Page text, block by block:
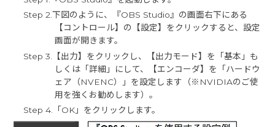
Step 2.下図のように、『OBS Studio』の画面右下にある
【コントロール】の【設定】をクリックすると、設定
画面が開きます。
Step 3.【出力】をクリックし、【出力モード】を「基本」も
しくは「詳細」にして、【エンコーダ】を「ハードウ
ェア（NVENC）」を設定します（※NVIDIAのご使
用を強くお勧めします）。
Step 4.「OK」をクリックします。